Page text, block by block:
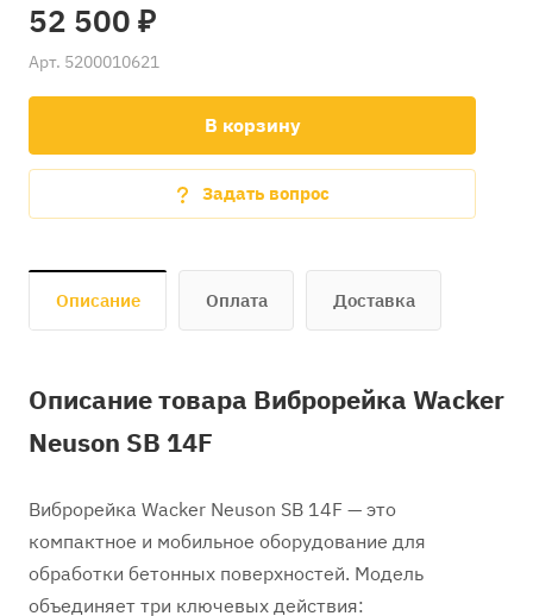
52 500 ₽
Арт. 5200010621
В корзину
Задать вопрос
Описание Оплата Доставка
Описание товара Виброрейка Wacker
Neuson SB 14F
Виброрейка Wacker Neuson SB 14F — это
компактное и мобильное оборудование для
обработки бетонных поверхностей. Модель
объединяет три ключевых действия: